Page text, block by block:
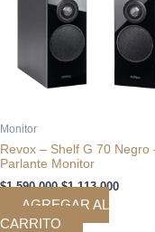
Monitor
Revox – Shelf G 70 Negro
Parlante Monitor
$1.590.000 $1.113.000
AGREGAR AL
CARRITO